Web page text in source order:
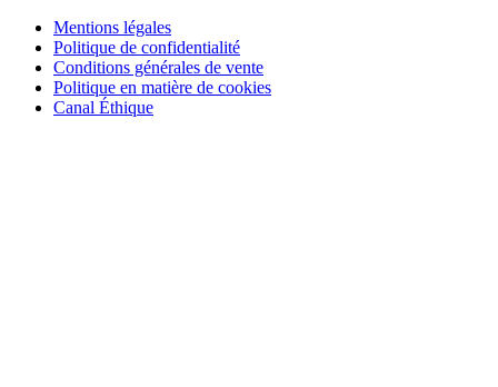
Mentions légales
Politique de confidentialité
Conditions générales de vente
Politique en matière de cookies
Canal Éthique